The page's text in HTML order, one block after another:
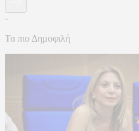
-
Τα πιο Δημοφιλή